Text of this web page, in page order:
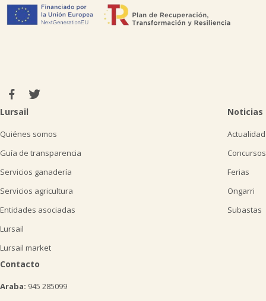
Lursail
Quiénes somos
Guía de transparencia
Servicios ganadería
Servicios agricultura
Entidades asociadas
Lursail
Lursail market
Noticias
Actualidad
Concursos
Ferias
Ongarri
Subastas
Contacto
Araba: 945 285099